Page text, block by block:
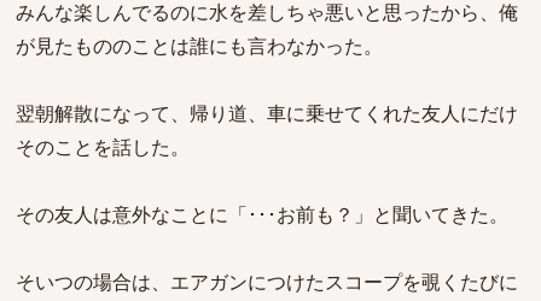
みんな楽しんでるのに水を差しちゃ悪いと思ったから、俺
が見たもののことは誰にも言わなかった。
翌朝解散になって、帰り道、車に乗せてくれた友人にだけ
そのことを話した。
その友人は意外なことに「･･･お前も？」と聞いてきた。
そいつの場合は、エアガンにつけたスコープを覗くたびに